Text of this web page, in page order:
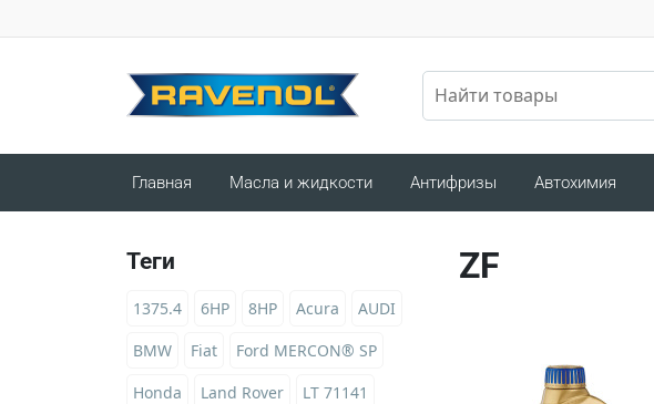
Главная Масла и жидкости Антифризы Автохимия
Теги
1375.4 6HP 8HP Acura
AUDI
BMW
Fiat
Ford MERCON® SP
Honda
Land Rover
LT 71141
ZF